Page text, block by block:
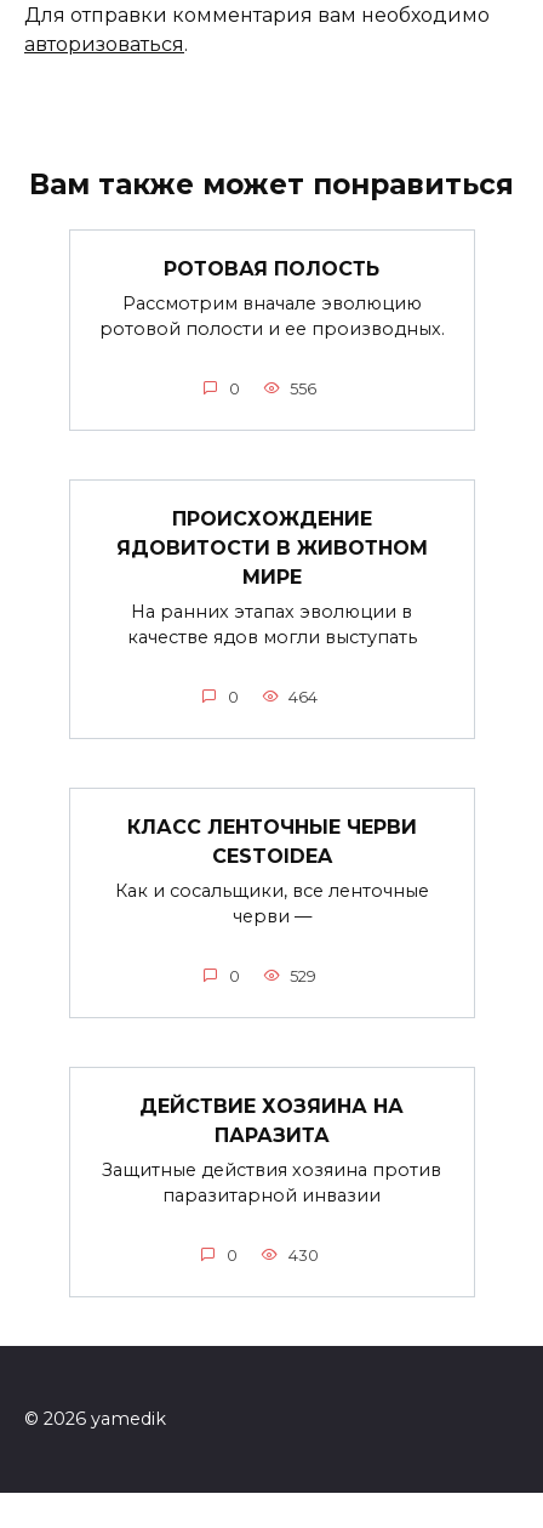
Для отправки комментария вам необходимо
авторизоваться.
Вам также может понравиться
РОТОВАЯ ПОЛОСТЬ
Рассмотрим вначале эволюцию
ротовой полости и ее производных.
0 556
ПРОИСХОЖДЕНИЕ
ЯДОВИТОСТИ В ЖИВОТНОМ
МИРЕ
На ранних этапах эволюции в
качестве ядов могли выступать
0 464
КЛАСС ЛЕНТОЧНЫЕ ЧЕРВИ
CESTOIDEA
Как и сосальщики, все ленточные
черви —
0 529
ДЕЙСТВИЕ ХОЗЯИНА НА
ПАРАЗИТА
Защитные действия хозяина против
паразитарной инвазии
0 430
© 2026 yamedik